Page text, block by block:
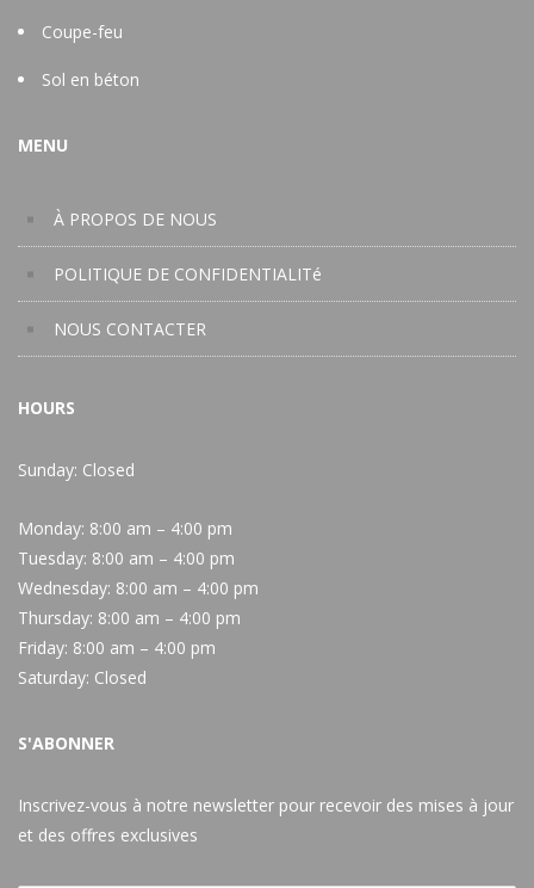
Coupe-feu
Sol en béton
MENU
À PROPOS DE NOUS
POLITIQUE DE CONFIDENTIALITé
NOUS CONTACTER
HOURS
Sunday: Closed
Monday: 8:00 am – 4:00 pm
Tuesday: 8:00 am – 4:00 pm
Wednesday: 8:00 am – 4:00 pm
Thursday: 8:00 am – 4:00 pm
Friday: 8:00 am – 4:00 pm
Saturday: Closed
S'ABONNER
Inscrivez-vous à notre newsletter pour recevoir des mises à jour
et des offres exclusives